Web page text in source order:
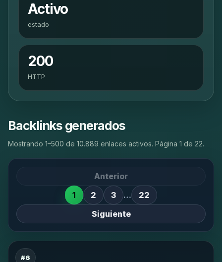
Activo
estado
200
HTTP
Backlinks generados
Mostrando 1–500 de 10.889 enlaces activos. Página 1 de 22.
Anterior
1
2 3 …
22
Siguiente
#6